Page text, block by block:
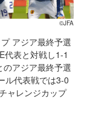
©JFA
アジア最終予選
代表と対戦し1-1
アジア最終予選
ル代表戦では3-0
ャレンジカップ